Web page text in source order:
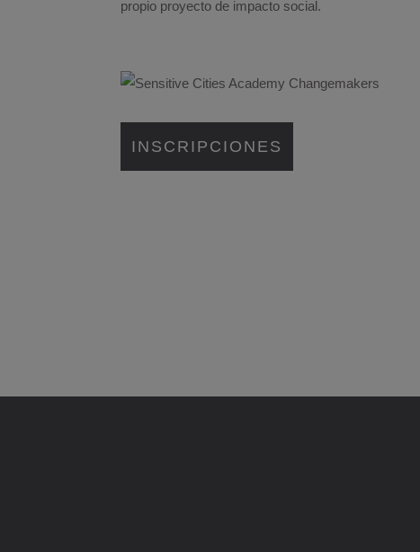
propio proyecto de impacto social.
INSCRIPCIONES